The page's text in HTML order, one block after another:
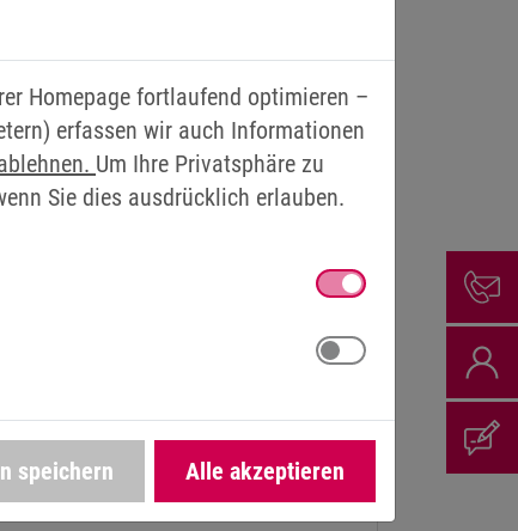
Homepage fortlaufend optimieren –
erfassen wir auch Informationen
Um Ihre Privatsphäre zu
Sie dies ausdrücklich erlauben.
speichern Alle akzeptieren